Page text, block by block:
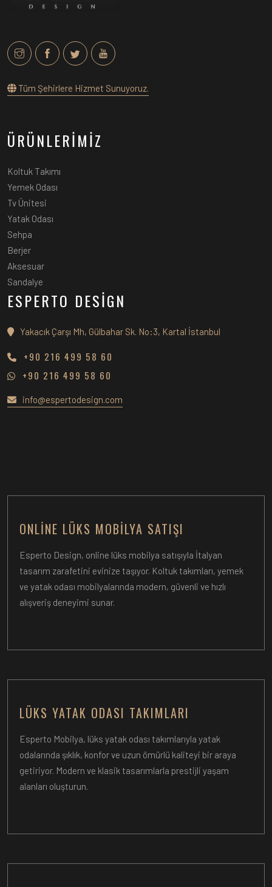
Tüm Şehirlere Hizmet Sunuyoruz.
ÜRÜNLERİMİZ
Koltuk Takımı
Yemek Odası
Tv Ünitesi
Yatak Odası
Sehpa
Berjer
Aksesuar
Sandalye
ESPERTO DESİGN
Yakacık Çarşı Mh, Gülbahar Sk. No:3, Kartal İstanbul
+90 216 499 58 60
+90 216 499 58 60
info@espertodesign.com
ONLINE LÜKS MOBILYA SATIŞI
Esperto Design, online lüks mobilya satışıyla İtalyan
tasarım zarafetini evinize taşıyor. Koltuk takımları, yemek
ve yatak odası mobilyalarında modern, güvenli ve hızlı
alışveriş deneyimi sunar.
LÜKS YATAK ODASI TAKIMLARI
Esperto Mobilya, lüks yatak odası takımlarıyla yatak
odalarında şıklık, konfor ve uzun ömürlü kaliteyi bir araya
getiriyor. Modern ve klasik tasarımlarla prestijli yaşam
alanları oluşturun.